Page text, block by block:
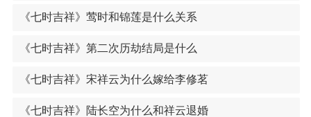
《七时吉祥》莺时和锦莲是什么关系
《七时吉祥》第二次历劫结局是什么
《七时吉祥》宋祥云为什么嫁给李修茗
《七时吉祥》陆长空为什么和祥云退婚